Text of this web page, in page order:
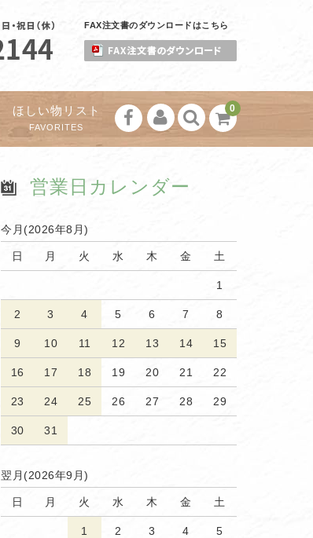
FAX注文書のダウンロードはこちら
0
ほしい物リスト
FAVORITES
営業日カレンダー
今月(2026年8月)
日 月 火 水 木 金 土
1
2 3 4 5 6 7 8
9 10 11 12 13 14 15
16 17 18 19 20 21 22
23 24 25 26 27 28 29
30 31
翌月(2026年9月)
日 月 火 水 木 金 土
1 2 3 4 5